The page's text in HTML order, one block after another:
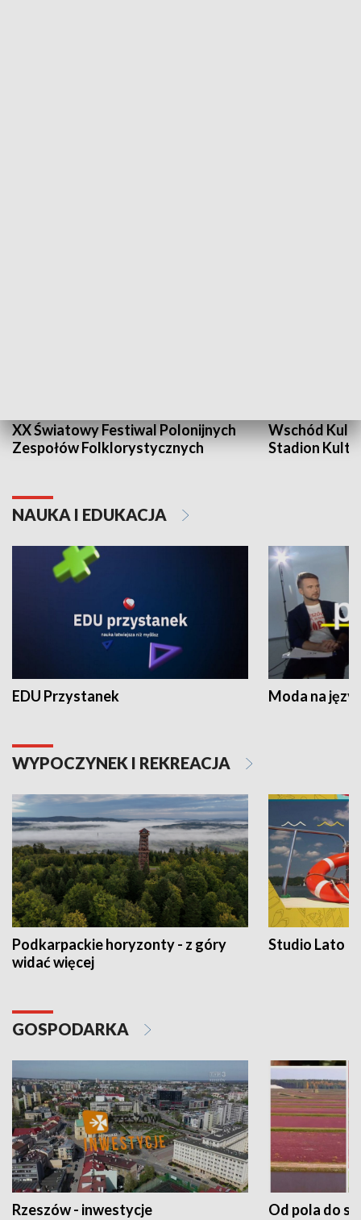
XX Światowy Festiwal Polonijnych
Zespołów Folklorystycznych
Wschód
Stadion
NAUKA I EDUKACJA
EDU Przystanek Moda na
WYPOCZYNEK I REKREACJA
Podkarpackie horyzonty - z góry
widać więcej
Studio Lato
GOSPODARKA
Rzeszów - inwestycje Od pola do